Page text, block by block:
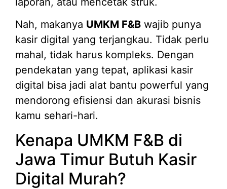
Nah, makanya UMKM F&B wajib punya
kasir digital yang terjangkau. Tidak perlu
mahal, tidak harus kompleks. Dengan
pendekatan yang tepat, aplikasi kasir
digital bisa jadi alat bantu powerful yang
mendorong efisiensi dan akurasi bisnis
kamu sehari-hari.
Kenapa UMKM F&B di
Jawa Timur Butuh Kasir
Digital Murah?